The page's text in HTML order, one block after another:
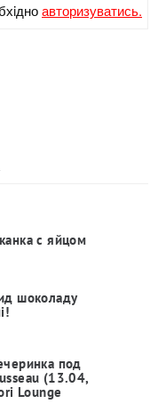
авторизуватись.
с яйцом
шоколаду
под
(13.04,
Lounge